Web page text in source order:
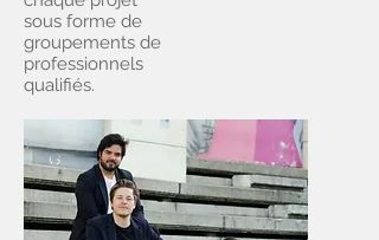
sous forme de
groupements de
professionnels
qualifiés.